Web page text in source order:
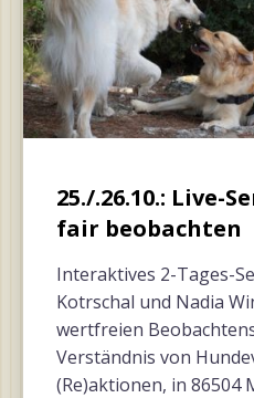
25./.26.10.: Live-
fair beobachten
Interaktives 2-Tages-
Kotrschal und Nadia
wertfreien
Verständnis von
(Re)aktionen, in 86504